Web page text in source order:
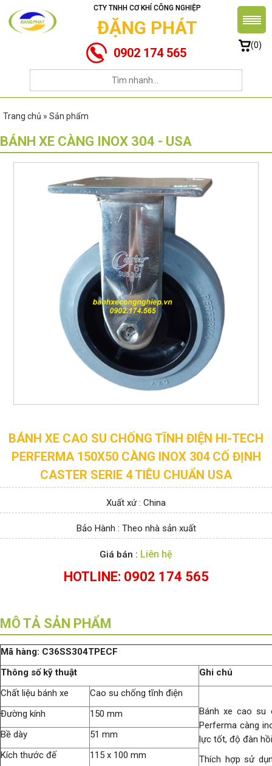
CTY TNHH CƠ KHÍ CÔNG NGHIỆP
ĐẶNG PHÁT
0902 174 565
(0)
Trang chủ » Sản phẩm
BÁNH XE CÀNG INOX 304 - USA
BÁNH XE CAO SU CHỐNG TĨNH ĐIỆN HI-TECH
PERFERMA 150X50 CÀNG INOX 304 CỐ ĐỊNH
CASTER SERIE 4 TIÊU CHUẨN USA
Xuất xứ : China
Bảo Hành : Theo nhà sản xuất
Giá bán : Liên hệ
HOTLINE: 0902 174 565
MÔ TẢ SẢN PHẨM
Mã hàng: C36SS304TPECF
Thông sốkỹthuật Ghi chú
Chất liệu bánh xe
Cao su chống tĩnh điện
Bánh xe cao su
Perferma càng
lực tốt, độ đàn
Thích hợp sử
Đường kính
150 mm
Bề dày
51 mm
Kích thước đế
115 x 100 mm